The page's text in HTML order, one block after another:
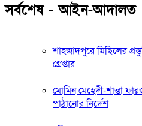
সর্বশেষ - আইন-আদালত
শাহজাদপুরে মিছিলের
গ্রেপ্তার
মোমিন মেহেদী-শান্তা
পাঠানোর নির্দেশ